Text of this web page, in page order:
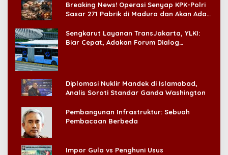
Breaking News! Operasi Senyap KPK-Polri
Sasar 271 Pabrik di Madura dan Akan Ada
Sengkarut Layanan TransJakarta, YLKI:
Biar Cepat, Adakan Forum Dialog
Diplomasi Nuklir Mandek di Islamabad,
Analis Soroti Standar Ganda Washington
Pembangunan Infrastruktur: Sebuah
Pembacaan Berbeda
Impor Gula vs Penghuni Usus